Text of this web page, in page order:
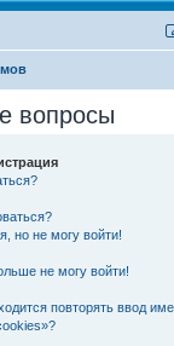
вопросы
но не могу войти!
не могу войти!
повторять ввод